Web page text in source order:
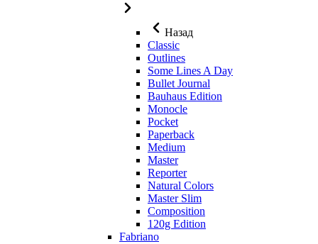
Назад
Classic
Outlines
Some Lines A Day
Bullet Journal
Bauhaus Edition
Monocle
Pocket
Paperback
Medium
Master
Reporter
Natural Colors
Master Slim
Composition
120g Edition
Fabriano